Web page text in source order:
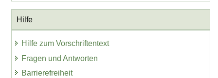
Hilfe
Hilfe zum Vorschriftentext
Fragen und Antworten
Barrierefreiheit